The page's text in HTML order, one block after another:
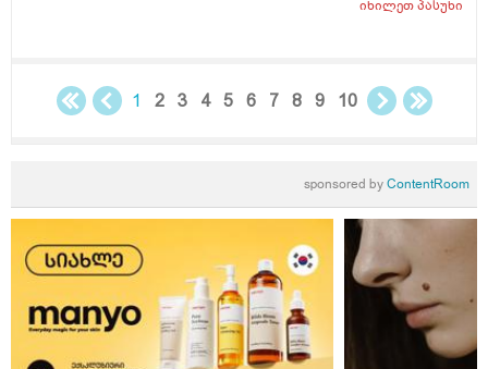
იხილეთპასუხი
1 2 3 4 5 6 7 8 9 10
sponsored byContentRoom